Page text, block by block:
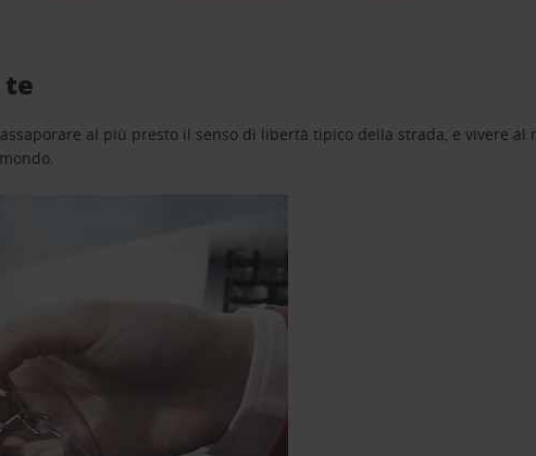
te
al più presto il senso di libertà tipico della strada, e vivere al